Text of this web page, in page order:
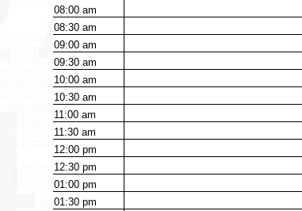
08:00am
08:30am
09:00am
09:30am
10:00am
10:30am
11:00am
11:30am
12:00pm
12:30pm
01:00pm
01:30pm